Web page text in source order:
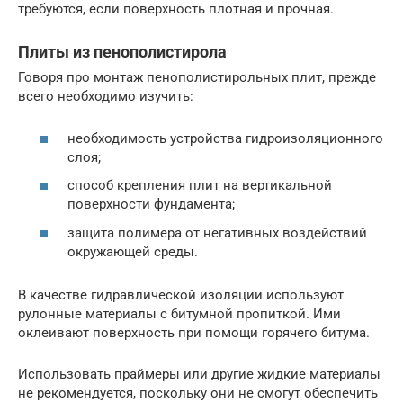
требуются, если поверхность плотная и прочная.
Плиты из пенополистирола
Говоря про монтаж пенополистирольных плит, прежде
всего необходимо изучить:
необходимость устройства гидроизоляционного
слоя;
способ крепления плит на вертикальной
поверхности фундамента;
защита полимера от негативных воздействий
окружающей среды.
В качестве гидравлической изоляции используют
рулонные материалы с битумной пропиткой. Ими
оклеивают поверхность при помощи горячего битума.
Использовать праймеры или другие жидкие материалы
не рекомендуется, поскольку они не смогут обеспечить